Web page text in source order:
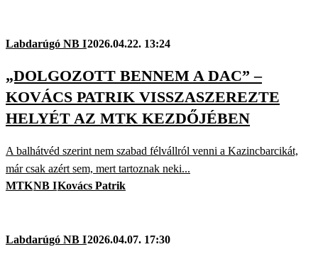
Labdarúgó NB I2026.04.22. 13:24
„DOLGOZOTT BENNEM A DAC” –
KOVÁCS PATRIK VISSZASZEREZTE
HELYÉT AZ MTK KEZDŐJÉBEN
A balhátvéd szerint nem szabad félvállról venni a Kazincbarcikát,
már csak azért sem, mert tartoznak neki...
MTKNB IKovács Patrik
Labdarúgó NB I2026.04.07. 17:30